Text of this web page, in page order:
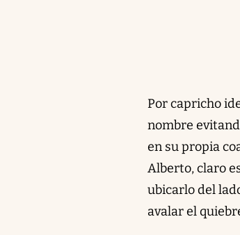
Por capricho
nombre
en su propia
Alberto, claro
ubicarlo del
avalar el